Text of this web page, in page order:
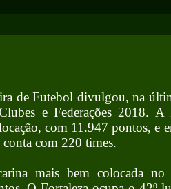
de Futebol divulgou, na
e Federações 2018. A
com 11.947 pontos, e
com 220 times.
mais bem colocada